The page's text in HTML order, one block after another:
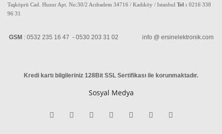
Taşköprü Cad. Huzur Apt. No:30/2 Acıbadem 34716 / Kadıköy / Istanbul Tel : 0216 338
96 31
GSM : 0532 235 16 47 - 0530 203 31 02 info @ ersinelektronik.com
Kredi kartı bilgileriniz 128Bit SSL Sertifikası ile korunmaktadır.
Sosyal Medya